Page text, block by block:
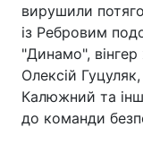
вирушили
із Ребровим
"Динамо",
Олексій
Калюжний та
до команди